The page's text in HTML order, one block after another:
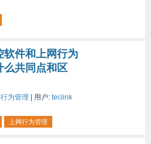
软件和上网行为
么共同点和区
为管理 用户: teclink
上网行为管理